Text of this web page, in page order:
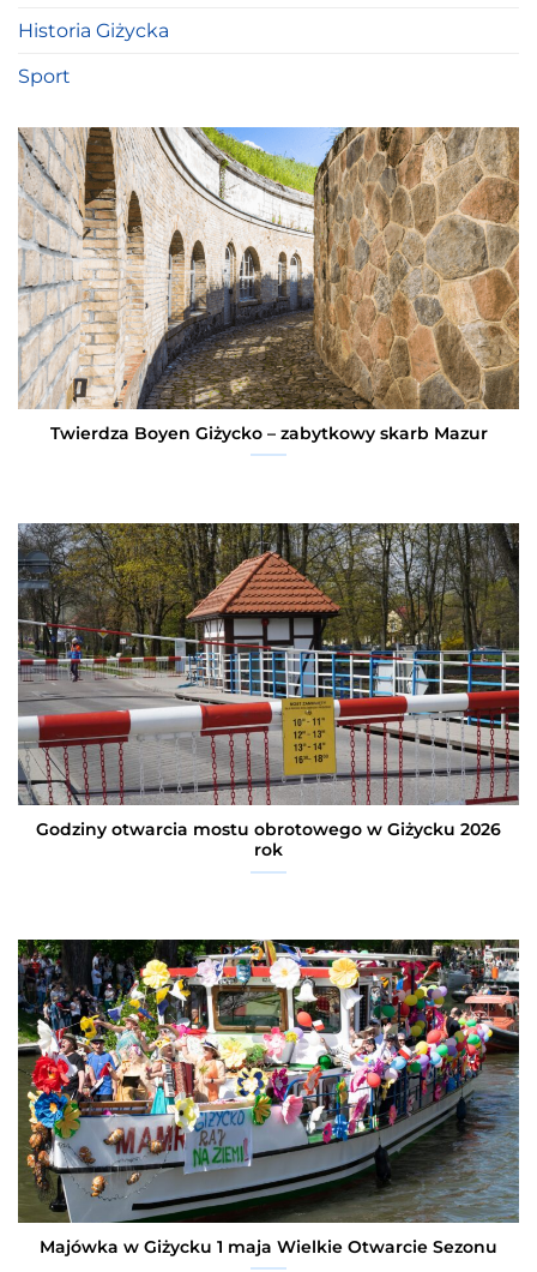
Historia Giżycka
Sport
Twierdza Boyen Giżycko – zabytkowy skarb Mazur
Godziny otwarcia mostu obrotowego w Giżycku 2026
rok
Majówka w Giżycku 1 maja Wielkie Otwarcie Sezonu